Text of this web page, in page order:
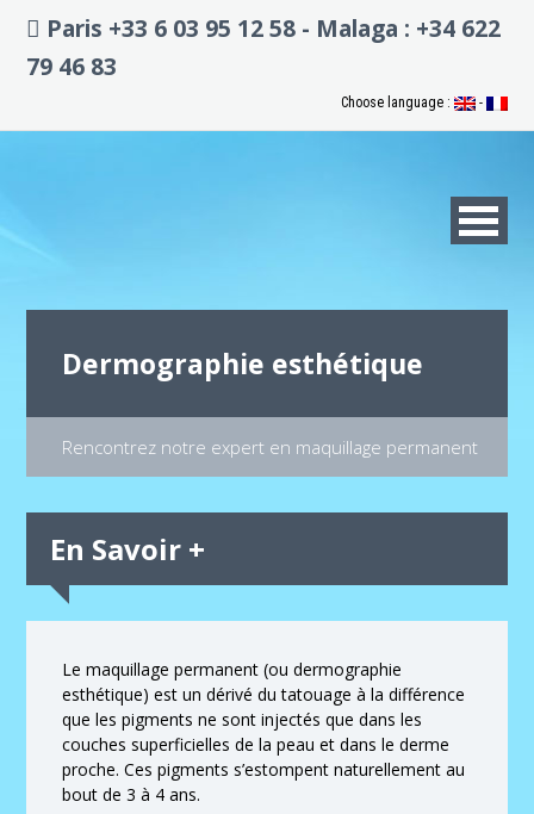
Paris +33 6 03 95 12 58 - Malaga : +34 622
79 46 83
Choose language : -
Dermographie esthétique
Rencontrez notre expert en maquillage permanent
En Savoir +
Le maquillage permanent (ou dermographie
esthétique) est un dérivé du tatouage à la différence
que les pigments ne sont injectés que dans les
couches superficielles de la peau et dans le derme
proche. Ces pigments s’estompent naturellement au
bout de 3 à 4 ans.